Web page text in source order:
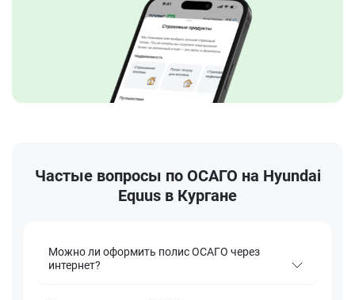
Частые вопросы по ОСАГО на Hyundai
Equus в Кургане
Можно ли оформить полис ОСАГО через
интернет?